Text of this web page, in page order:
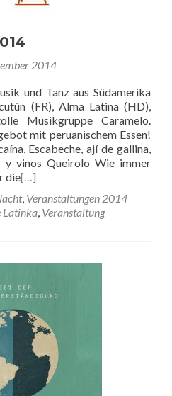
2014
und Tanz aus Südamerika
(FR), Alma Latina (HD),
Musikgruppe Caramelo.
mit peruanischem Essen!
Escabeche, ají de gallina,
y vinos Queirolo Wie immer
die[…]
, Veranstaltungen 2014
Latinka, Veranstaltung